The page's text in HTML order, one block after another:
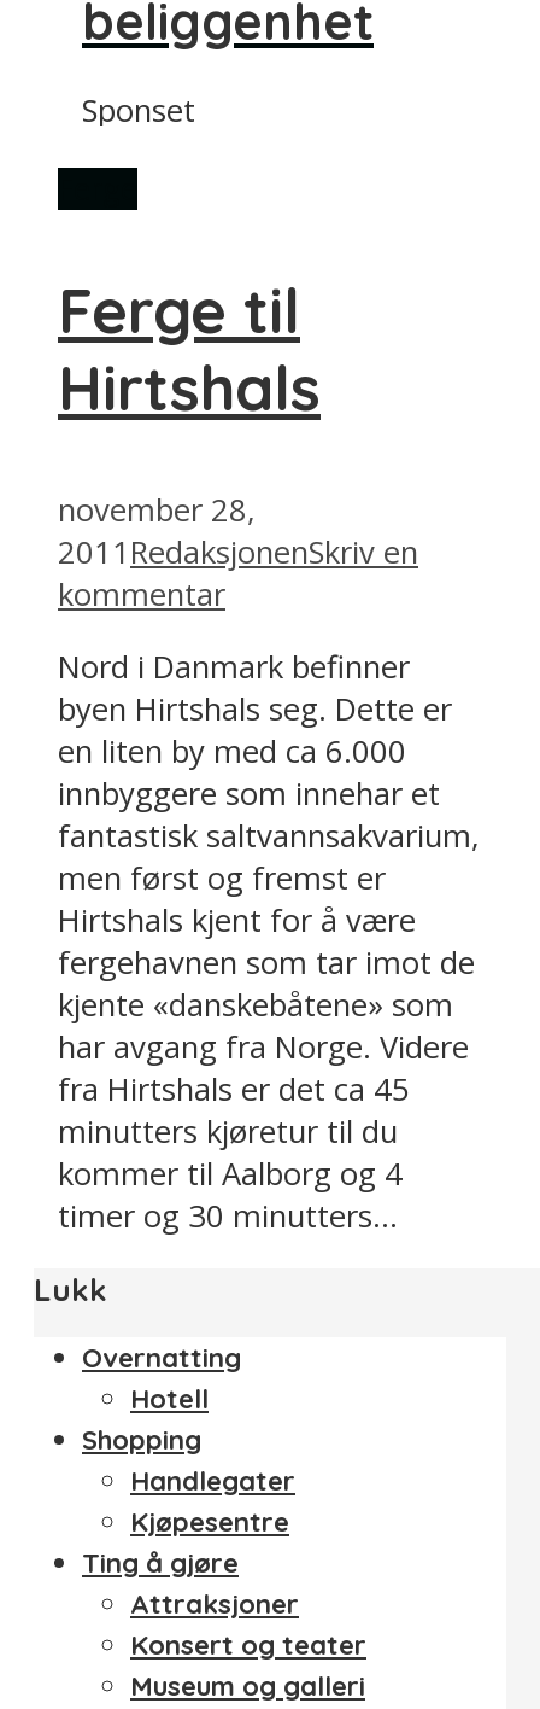
beliggenhet
Sponset
Ferge til
Hirtshals
november 28,
2011 RedaksjonenSkriv en
kommentar
Nord i Danmark befinner
byen Hirtshals seg. Dette er
en liten by med ca 6.000
innbyggere som innehar et
fantastisk saltvannsakvarium,
men først og fremst er
Hirtshals kjent for å være
fergehavnen som tar imot de
kjente «danskebåtene» som
har avgang fra Norge. Videre
fra Hirtshals er det ca 45
minutters kjøretur til du
kommer til Aalborg og 4
timer og 30 minutters...
Lukk
Overnatting
Hotell
Shopping
Handlegater
Kjøpesentre
Ting å gjøre
Attraksjoner
Konsert og teater
Museum og galleri